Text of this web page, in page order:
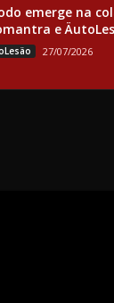
emerge na
e
27/07/2026